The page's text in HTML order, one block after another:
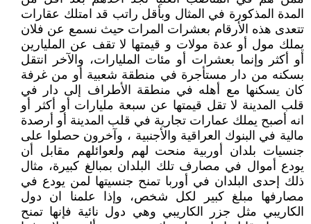
المدة المذكورة في المثال وبأقل راتب قد امتلك عقارات
تتعدى هذه الأرقام بعشرات المرات حيث نسمع عن فلان
يملك مول أو عدة مولات و قيمتها لا تقف عن المليارين
أو أكثر وإنما بعشرات أو مئات المليارات، والآخر انتقل
بسكنه من دار مستأجرة في منطقة شعبية أو من غرفة
كان يسكنها مع أهله في منطقة الأطراف إلى دار في
قلب المدينة لا تقل قيمتها عن سبعة مليارات أو أكثر أو
انه أصبح يملك عمارات تجارية في قلب المدينة أو أرصدة
مالية في البنوك العراقية والأجنبية ، وآخرون حصلوا على
جنسيات بلدان أوربية منحت لهم ولعوائلهم مقابل أن
يودع أموال في مصارف تلك البلدان بمبالغ كبيرة، مثال
ذلك إحدى البلدان في أوربا تمنح جنسيتها لمن يودع في
مصارفها مبلغ كبير لكل شخص، وإذا علمنا ان دول
الكاريبي مثل جزر الكاريبي وهي دول نائية فإنها تمنح